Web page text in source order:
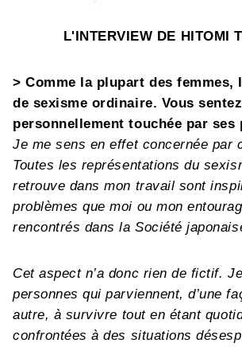
L'INTERVIEW DE HITOMI
> Comme la plupart des femmes,
de sexisme ordinaire. Vous
personnellement touchée par ses
Je me sens en effet concernée par
Toutes les représentations du
retrouve dans mon travail sont
problèmes que moi ou mon
rencontrés dans la Société
Cet aspect n’a donc rien de fictif.
personnes qui parviennent, d’une
autre, à survivre tout en étant
confrontées à des situations